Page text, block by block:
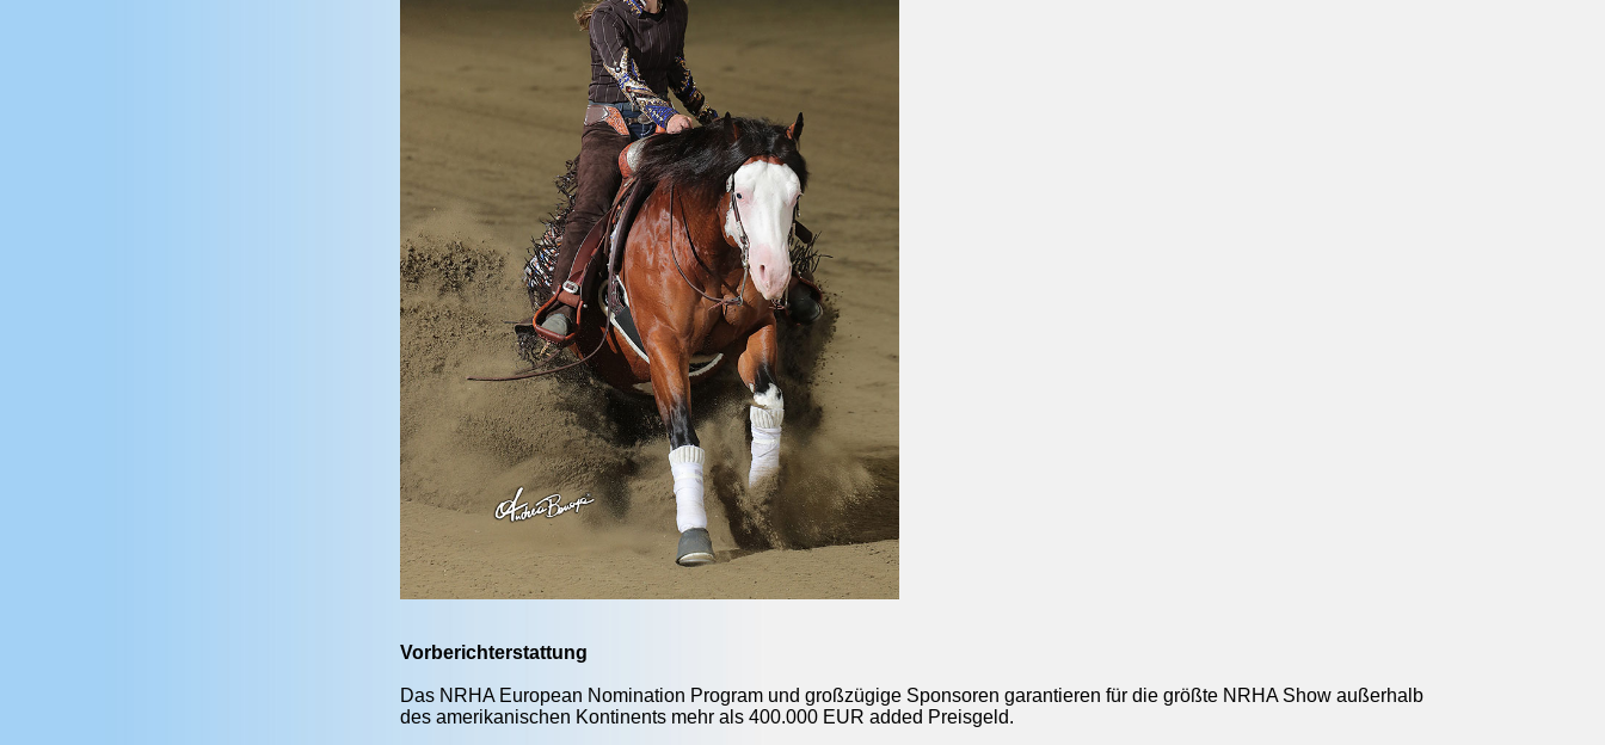
Vorberichterstattung
Das NRHA European Nomination Program und großzügige Sponsoren garantieren für die größte NRHA Show außerhalb
des amerikanischen Kontinents mehr als 400.000 EUR added Preisgeld.